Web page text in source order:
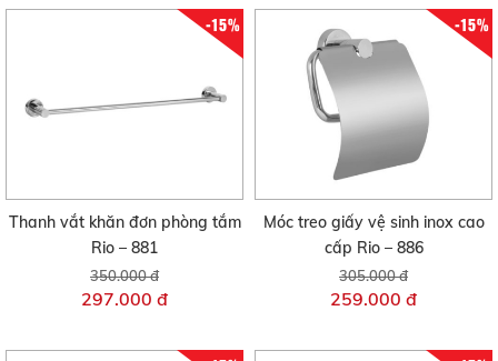
-15%
Thanh vắt khăn đơn phòng tắm
Rio – 881
350.000 đ
297.000 đ
-15%
Móc treo giấy vệ sinh inox cao
cấp Rio – 886
305.000 đ
259.000 đ